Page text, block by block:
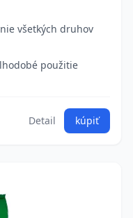
všetkých druhov
použitie
Detail kúpiť